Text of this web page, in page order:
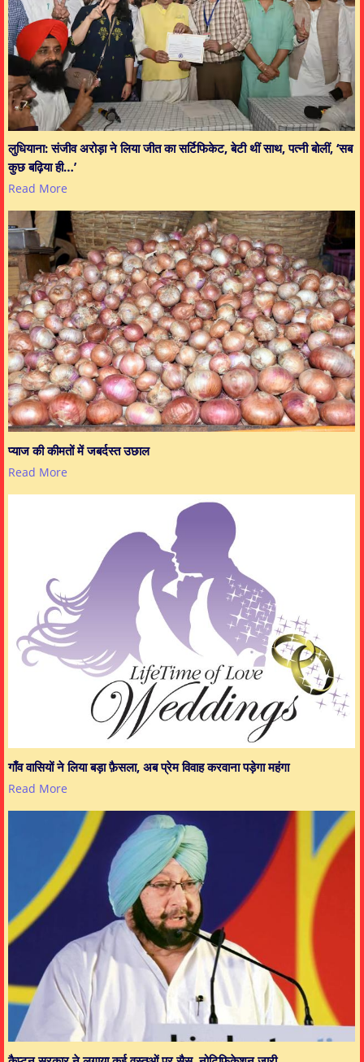
लुधियाना: संजीव अरोड़ा ने लिया जीत का सर्टिफिकेट, बेटी थीं साथ, पत्नी बोलीं, ‘सब
कुछ बढ़िया ही…’
Read More
प्याज की कीमतों में जबर्दस्त उछाल
Read More
गाँव वासियों ने लिया बड़ा फ़ैसला, अब प्रेम विवाह करवाना पड़ेगा महंगा
Read More